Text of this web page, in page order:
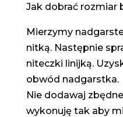
Jak dobrać rozmiar
Mierzymy
nitką. Następnie
niteczki linijką.
obwód nadgarstka.
Nie dodawaj
wykonuję tak aby